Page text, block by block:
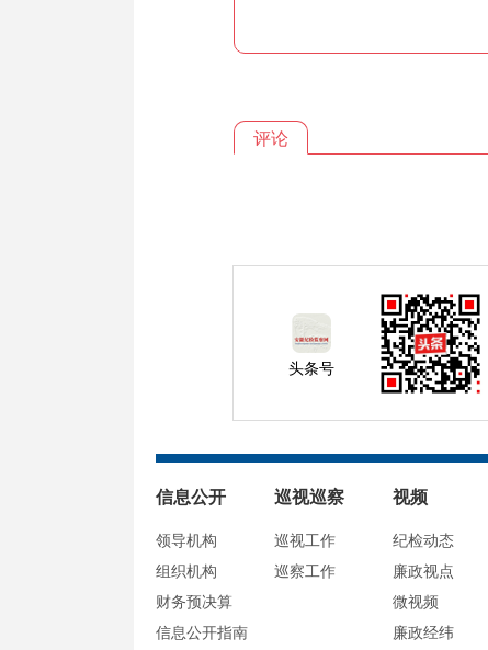
评论
头条号
信息公开
领导机构
组织机构
财务预决算
信息公开指南
巡视巡察
巡视工作
巡察工作
视频
纪检动态
廉政视点
微视频
廉政经纬